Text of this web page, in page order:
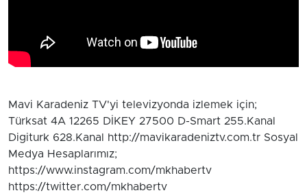
Mavi Karadeniz TV'yi televizyonda izlemek için;
Türksat 4A 12265 DİKEY 27500 D-Smart 255.Kanal
Digiturk 628.Kanal http://mavikaradeniztv.com.tr Sosyal
Medya Hesaplarımız;
https://www.instagram.com/mkhabertv
https://twitter.com/mkhabertv